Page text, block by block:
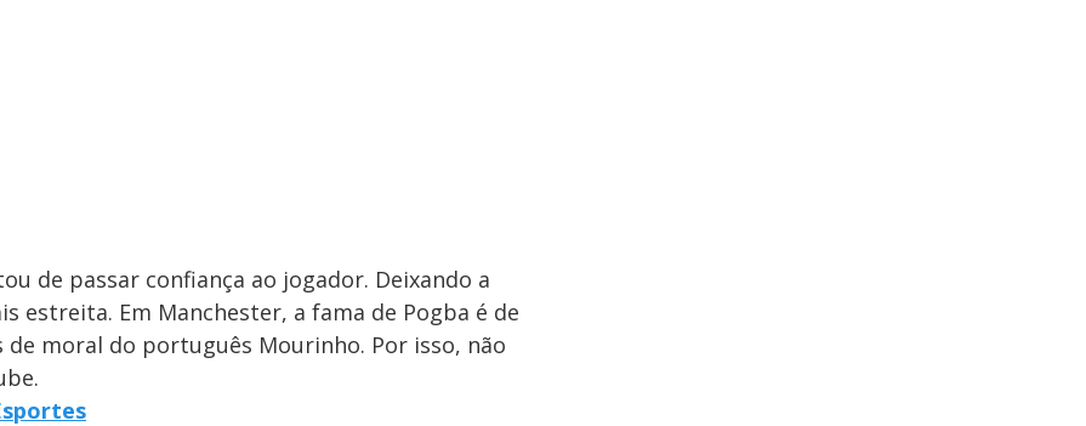
de passar confiança ao jogador. Deixando a
estreita. Em Manchester, a fama de Pogba é de
de moral do português Mourinho. Por isso, não